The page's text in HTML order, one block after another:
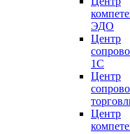
ЭДО
Центр
1С
Центр
Центр